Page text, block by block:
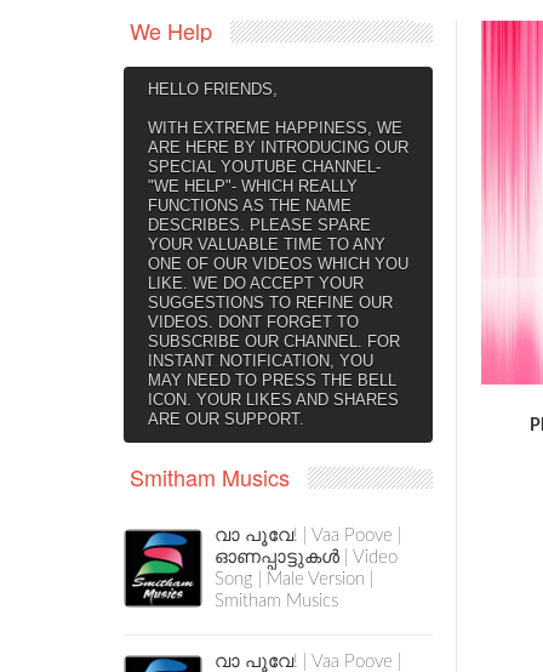
We Help
HELLO FRIENDS,
WITH EXTREME HAPPINESS, WE
ARE HERE BY INTRODUCING OUR
SPECIAL YOUTUBE CHANNEL-
"WE HELP"- WHICH REALLY
FUNCTIONS AS THE NAME
DESCRIBES. PLEASE SPARE
YOUR VALUABLE TIME TO ANY
ONE OF OUR VIDEOS WHICH YOU
LIKE. WE DO ACCEPT YOUR
SUGGESTIONS TO REFINE OUR
VIDEOS. DONT FORGET TO
SUBSCRIBE OUR CHANNEL. FOR
INSTANT NOTIFICATION, YOU
MAY NEED TO PRESS THE BELL
ICON. YOUR LIKES AND SHARES
ARE OUR SUPPORT.
Smitham Musics
വാ പൂവേ! | Vaa Poove |
ഓണപ്പാട്ടുകൾ | Video
Song | Male Version |
Smitham Musics
വാ പൂവേ! | Vaa Poove |